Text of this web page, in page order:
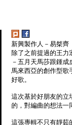
新興製作人－易桀齊
除了之前提過的王力
－五月天馬莎跟鍾
馬來西亞的創作型歌
好歌。
這次基於好朋友的立
的，對編曲的想法一
這張專輯不只有靜茹